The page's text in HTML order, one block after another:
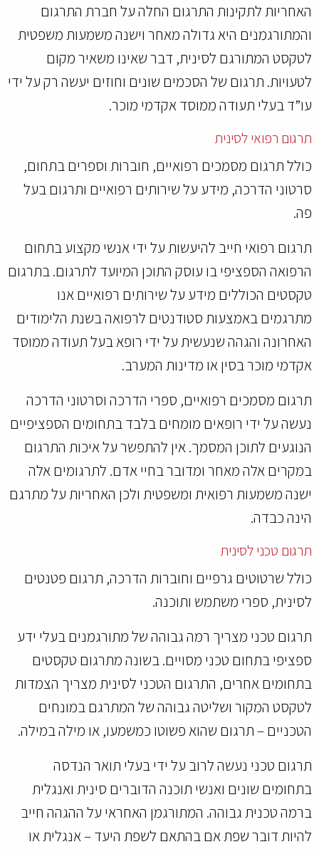
האחריות לתקינות התרגום החלה על חברת התרגום
והמתורגמנים היא גדולה מאחר וישנה משמעות משפטית
לטקסט המתורגם לסינית, דבר שאינו משאיר מקום
לטעויות. תרגום של הסכמים שונים וחוזים יעשה רק על ידי
עו”ד בעלי תעודה ממוסד אקדמי מוכר.
תרגום רפואי לסינית
כולל תרגום מסמכים רפואיים, חוברות וספרים בתחום,
סרטוני הדרכה, מידע על שירותים רפואיים ותרגום בעל
פה.
תרגום רפואי חייב להיעשות על ידי אנשי מקצוע בתחום
הרפואה הספציפי בו עוסק התוכן המיועד לתרגום. בתרגום
טקסטים הכוללים מידע על שירותים רפואיים אנו
מתרגמים באמצעות סטודנטים לרפואה בשנת הלימודים
האחרונה והגהה שנעשית על ידי רופא בעל תעודה ממוסד
אקדמי מוכר בסין או מדינות המערב.
תרגום מסמכים רפואיים, ספרי הדרכה וסרטוני הדרכה
נעשה על ידי רופאים מומחים בלבד בתחומים הספציפיים
הנוגעים לתוכן המסמך. אין להתפשר על איכות התרגום
במקרים אלה מאחר ומדובר בחיי אדם. לתרגומים אלה
ישנה משמעות רפואית ומשפטית ולכן האחריות על מתרגם
הינה כבדה.
תרגום טכני לסינית
כולל שרטוטים גרפיים וחוברות הדרכה, תרגום פטנטים
לסינית, ספרי משתמש ותוכנה.
תרגום טכני מצריך רמה גבוהה של מתורגמנים בעלי ידע
ספציפי בתחום טכני מסויים. בשונה מתרגום טקסטים
בתחומים אחרים, התרגום הטכני לסינית מצריך הצמדות
לטקסט המקור ושליטה גבוהה של המתרגם במונחים
הטכניים – תרגום שהוא פשוטו כמשמעו, או מילה במילה.
תרגום טכני נעשה לרוב על ידי בעלי תואר הנדסה
בתחומים שונים ואנשי תוכנה הדוברים סינית ואנגלית
ברמה טכנית גבוהה. המתורגמן האחראי על ההגהה חייב
להיות דובר שפת אם בהתאם לשפת היעד – אנגלית או